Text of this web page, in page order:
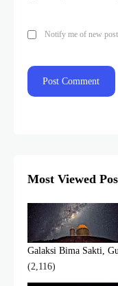
Notify me of new
Most Viewed
Galaksi Bima Sakti,
(2,116)